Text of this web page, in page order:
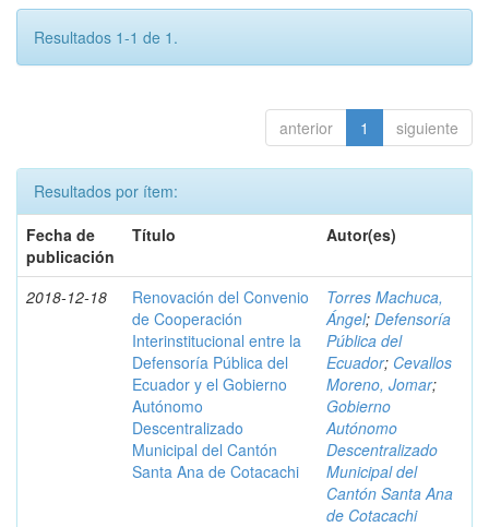
Resultados 1-1 de 1.
anterior 1 siguiente
Resultados por ítem:
Fecha de
publicación
Título Autor(es)
2018-12-18
Renovación del Convenio
de Cooperación
Interinstitucional entre la
Defensoría Pública del
Ecuador y el Gobierno
Autónomo
Descentralizado
Municipal del Cantón
Santa Ana de Cotacachi
Torres Machuca,
Ángel; Defensoría
Pública del
Ecuador; Cevallos
Moreno, Jomar;
Gobierno
Autónomo
Descentralizado
Municipal del
Cantón Santa Ana
de Cotacachi